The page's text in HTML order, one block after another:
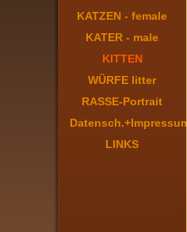
KATZEN - female
KATER - male
KITTEN
WÜRFE litter
RASSE-Portrait
Sibirische Katze
Datensch.+Impressum
LINKS